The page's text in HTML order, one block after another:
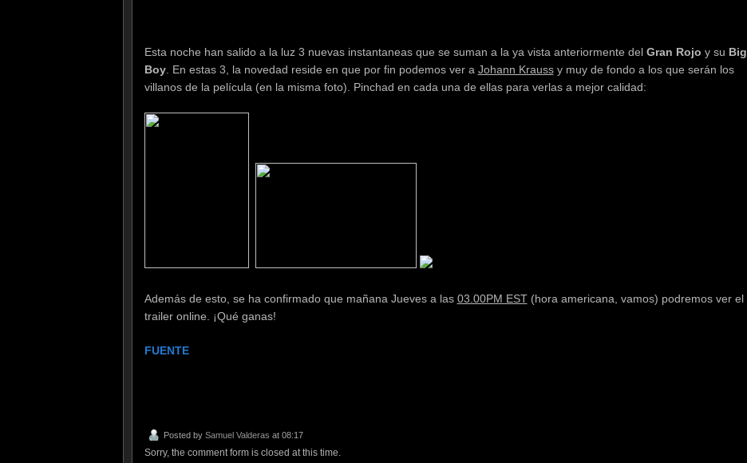
Esta noche han salido a la luz 3 nuevas instantaneas que se suman a la ya vista anteriormente del Gran Rojo y su Big
Boy. En estas 3, la novedad reside en que por fin podemos ver a Johann Kraussy muy de fondo a los que serán los
villanos de la película (en la misma foto). Pinchad en cada una de ellas para verlas a mejor calidad:
Además de esto, se ha confirmado que mañana Jueves a las 03.00PM EST(hora americana, vamos) podremos ver el
trailer online. ¡Qué ganas!
FUENTE
Posted by Samuel Valderas at 08:17
Sorry, the comment form is closed at this time.